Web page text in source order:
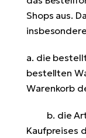
Shops aus.
a. die
bestellten
Warenkorb
b. die Art
Kaufpreises